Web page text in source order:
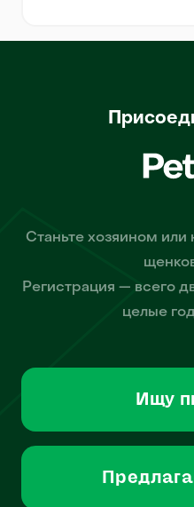
Станьте хозяином
Регистрация — всего
целые
Ищу